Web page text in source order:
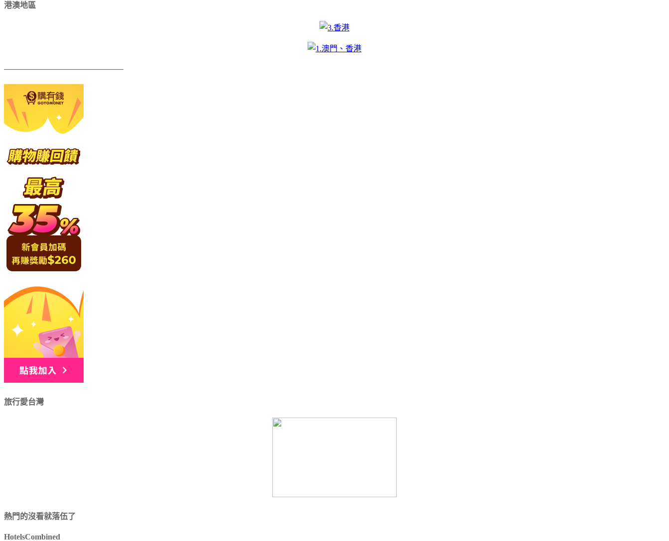
港澳地區
———————————————
旅行愛台灣
熱門的沒看就落伍了
HotelsCombined